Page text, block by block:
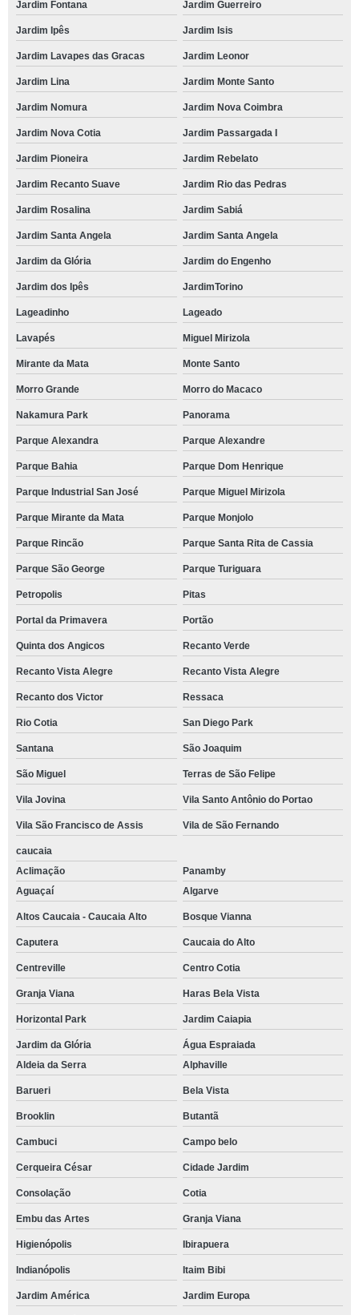
Jardim Fontana Jardim Guerreiro
Jardim Ipês Jardim Isis
Jardim Lavapes das Gracas Jardim Leonor
Jardim Lina Jardim Monte Santo
Jardim Nomura Jardim Nova Coimbra
Jardim Nova Cotia Jardim Passargada I
Jardim Pioneira Jardim Rebelato
Jardim Recanto Suave Jardim Rio das Pedras
Jardim Rosalina Jardim Sabiá
Jardim Santa Angela Jardim Santa Angela
Jardim da Glória Jardim do Engenho
Jardim dos Ipês JardimTorino
Lageadinho Lageado
Lavapés Miguel Mirizola
Mirante da Mata Monte Santo
Morro Grande Morro do Macaco
Nakamura Park Panorama
Parque Alexandra Parque Alexandre
Parque Bahia Parque Dom Henrique
Parque Industrial San José Parque Miguel Mirizola
Parque Mirante da Mata Parque Monjolo
Parque Rincão Parque Santa Rita de Cassia
Parque São George Parque Turiguara
Petropolis Pitas
Portal da Primavera Portão
Quinta dos Angicos Recanto Verde
Recanto Vista Alegre Recanto Vista Alegre
Recanto dos Victor Ressaca
Rio Cotia San Diego Park
Santana São Joaquim
São Miguel Terras de São Felipe
Vila Jovina Vila Santo Antônio do Portao
Vila São Francisco de Assis Vila de São Fernando
caucaia
Aclimação
Panamby
Aguaçaí
Algarve
Altos Caucaia - Caucaia Alto Bosque Vianna
Caputera Caucaia do Alto
Centreville Centro Cotia
Granja Viana Haras Bela Vista
Horizontal Park Jardim Caiapia
Jardim da Glória
Água Espraiada
Aldeia da Serra
Alphaville
Barueri Bela Vista
Brooklin Butantã
Cambuci Campo belo
Cerqueira César Cidade Jardim
Consolação Cotia
Embu das Artes Granja Viana
Higienópolis Ibirapuera
Indianópolis Itaim Bibi
Jardim América Jardim Europa